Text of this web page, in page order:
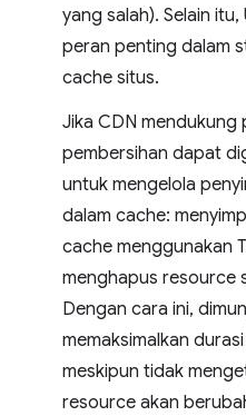
yang salah). Selain
peran penting dalam
cache situs.
Jika CDN mendukung
pembersihan dapat
untuk mengelola
dalam cache:
cache menggunakan
menghapus resource
Dengan cara ini,
memaksimalkan
meskipun tidak
resource akan